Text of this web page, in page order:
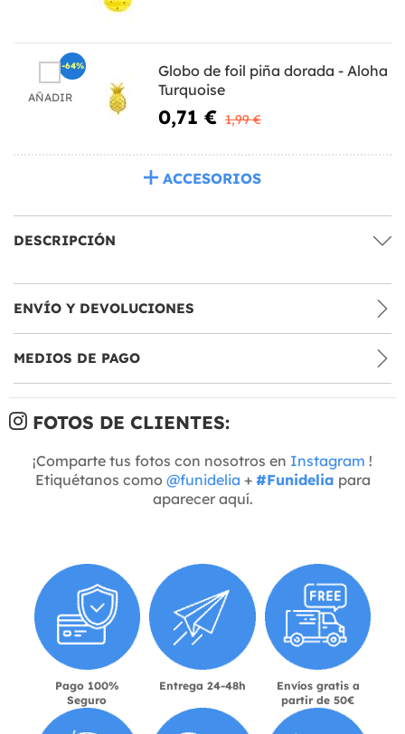
AÑADIR
Globo de foil piña dorada - Aloha
Turquoise
0,71 € 1,99 €
-64%
ACCESORIOS
DESCRIPCIÓN
ENVÍO Y DEVOLUCIONES
MEDIOS DE PAGO
FOTOS DE CLIENTES:
¡Comparte tus fotos con nosotros en Instagram !
Etiquétanos como @funidelia + #Funidelia para
aparecer aquí.
Pago 100%
Seguro
Entrega 24-48h
Envíos gratis a
partir de 50€